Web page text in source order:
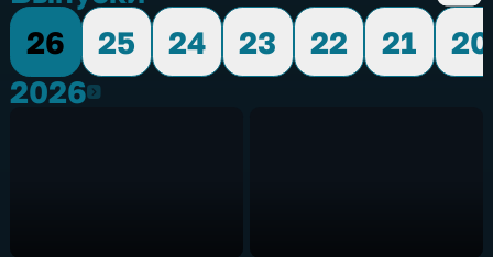
26
25 24 23 22 21
20
20262026